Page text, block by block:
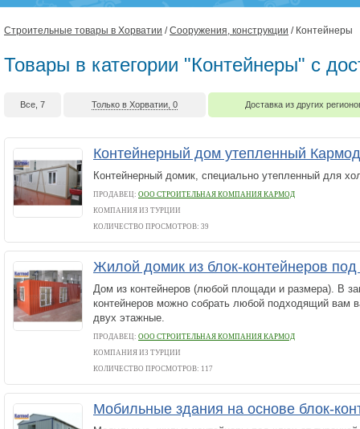
Строительные товары в Хорватии /Сооружения, конструкции / Контейнеры
Товары в категории "Контейнеры" с
Все, 7 Только в Хорватии, 0 Доставка из других
Контейнерный дом утепленный
Контейнерный домик, специально утепленный для
ПРОДАВЕЦ: ООО СТРОИТЕЛЬНАЯ КОМПАНИЯ КАРМОД
КОМПАНИЯ ИЗ ТУРЦИИ
КОЛИЧЕСТВО ПРОСМОТРОВ: 39
Жилой домик из блок-контейнеров
Дом из контейнеров (любой площади и размера). В
контейнеров можно собрать любой подходящий вам
двух этажные.
ПРОДАВЕЦ: ООО СТРОИТЕЛЬНАЯ КОМПАНИЯ КАРМОД
КОМПАНИЯ ИЗ ТУРЦИИ
КОЛИЧЕСТВО ПРОСМОТРОВ: 117
Мобильные здания на основе блок-